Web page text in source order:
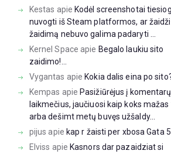
Kestas apie Kodėl screenshotai tiesiog
nuvogti iš Steam platformos, ar
žaidimą nebuvo galima padaryti ...
Kernel Space apie Begalo laukiu sito
zaidimo!...
Vygantas apie Kokia dalis eina po
Kempas apie Pasižiūrėjus į komentarų
laikmečius, jaučiuosi kaip koks mažas
arba dešimt metų buvęs užšaldy...
pijus apie kap r žaisti per xbosa Gata
Elviss apie Kasnors dar pazaidziat si